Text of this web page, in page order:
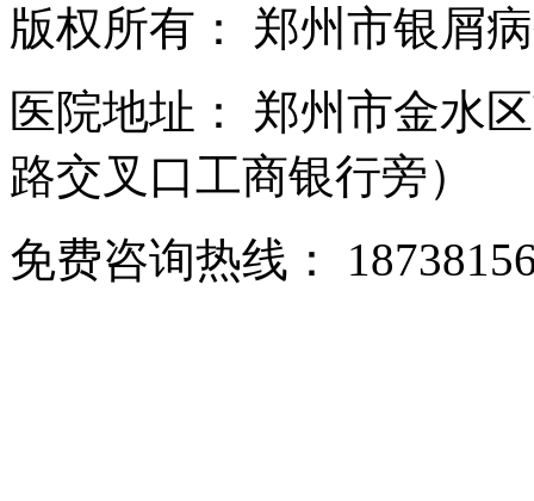
版权所有： 郑州市银屑
医院地址： 郑州市金水
路交叉口工商银行旁）
免费咨询热线：